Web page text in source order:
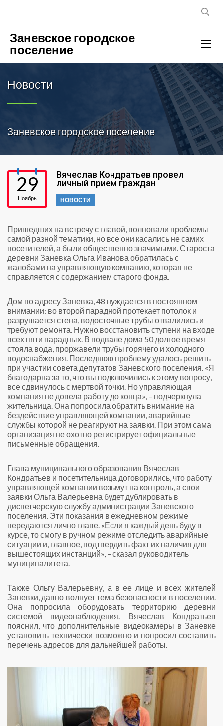
Заневское городское
поселение
Новости
Заневское городское поселение
29
Ноябрь
Вячеслав Кондратьев провел
личный прием граждан
НОВОСТИ
Пришедших на встречу с главой, волновали проблемы
самой разной тематики, но все они касались не самих
посетителей, а были общественно значимыми. Староста
деревни Заневка Ольга Иванова обратилась с
жалобами на управляющую компанию, которая не
справляется с содержанием старого фонда.
Дом по адресу Заневка, 48 нуждается в постоянном
внимании: во второй парадной протекает потолок и
разрушается стена, водосточные трубы отвалились и
требуют ремонта. Нужно восстановить ступени на входе
всех пяти парадных. В подвале дома 50 долгое время
стояла вода, проржавели трубы горячего и холодного
водоснабжения. Последнюю проблему удалось решить
при участии совета депутатов Заневского поселения. «Я
благодарна за то, что вы подключились к этому вопросу,
все сдвинулось с мертвой точки. Но управляющая
компания не довела работу до конца», – подчеркнула
жительница. Она попросила обратить внимание на
бездействие управляющей компании, аварийные
службы которой не реагируют на заявки. При этом сама
организация не охотно регистрирует официальные
письменные обращения.
Глава муниципального образования Вячеслав
Кондратьев и посетительница договорились, что работу
управляющей компании возьмут на контроль, а свои
заявки Ольга Валерьевна будет дублировать в
диспетчерскую службу администрации Заневского
поселения. Эти показания в ежедневном режиме
передаются лично главе. «Если я каждый день буду в
курсе, то смогу в ручном режиме отследить аварийные
ситуации и, главное, подтвердить факт их наличия для
вышестоящих инстанций», – сказал руководитель
муниципалитета.
Также Ольгу Валерьевну, а в ее лице и всех жителей
Заневки, давно волнует тема безопасности в поселении.
Она попросила оборудовать территорию деревни
системой видеонаблюдения. Вячеслав Кондратьев
пояснил, что дополнительные видеокамеры в Заневке
установить технически возможно и попросил составить
перечень адресов для дальнейшей работы.